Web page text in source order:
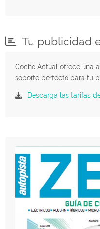
Tu publicidad
Coche Actual ofrece una
soporte perfecto para tu
Descarga las tarifas